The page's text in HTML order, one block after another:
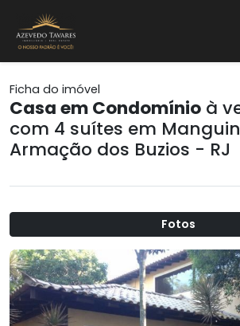
Ficha do imóvel
Casa em Condomínio à
com 4 suítes em
Armação dos Buzios - RJ
Fotos